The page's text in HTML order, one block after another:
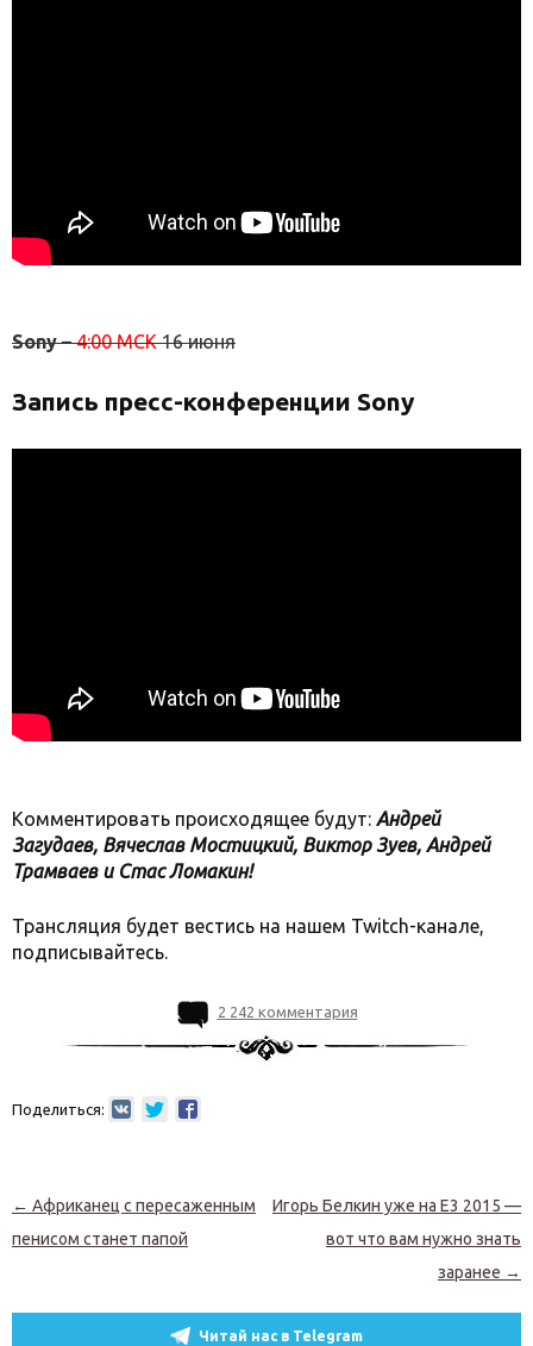
Sony–4:00 МСК16 июня
Запись пресс-конференции Sony
Комментировать происходящее будут: Андрей
Загудаев, Вячеслав Мостицкий, Виктор Зуев, Андрей
Трамваев и Стас Ломакин!
Трансляция будет вестись на нашем Twitch-канале,
подписывайтесь.
2 242 комментария
Поделиться:
Навигация по записям
← Африканец с пересаженным
пенисом станет папой
Игорь Белкин уже на E3 2015 —
вот что вам нужно знать
заранее →
Читай нас в Telegram